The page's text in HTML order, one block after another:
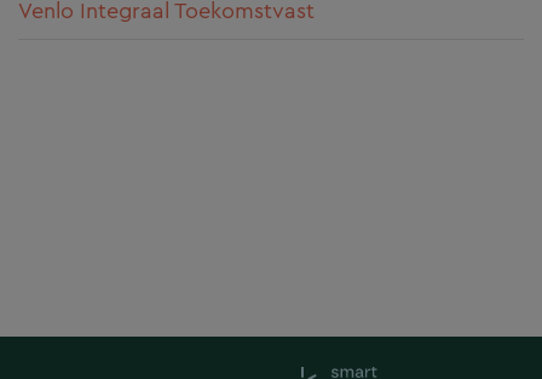
Venlo Integraal Toekomstvast